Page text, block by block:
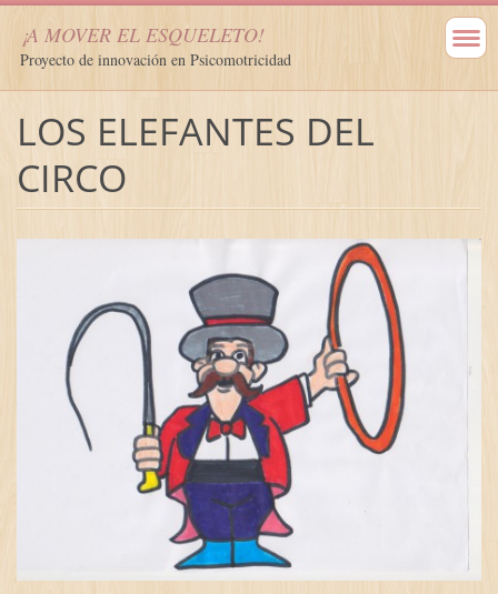
¡A MOVER EL ESQUELETO!
Proyecto de innovación en Psicomotricidad
LOS ELEFANTES DEL
CIRCO